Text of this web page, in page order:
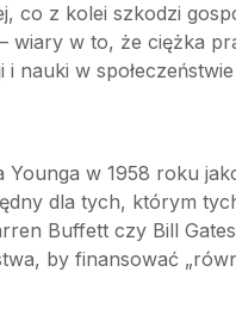
co z kolei szkodzi
wiary w to, że ciężka
nauki w
w 1958 roku
dla tych, którym
Buffett czy Bill
by finansować